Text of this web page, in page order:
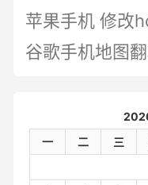
苹果手机 修改
谷歌手机地图
一
二 三